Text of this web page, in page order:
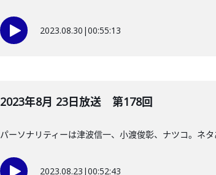
2023.08.30 |00:55:13
2023年8月 23日放送 第178回
パーソナリティーは津波信一、小渡俊彰、ナツコ。ネ
2023.08.23 |00:52:43